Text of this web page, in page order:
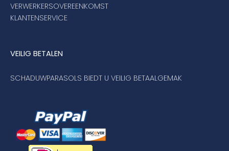
VERWERKERSOVEREENKOMST
KLANTENSERVICE
VEILIG BETALEN
SCHADUWPARASOLS BIEDT U VEILIG BETAALGEMAK